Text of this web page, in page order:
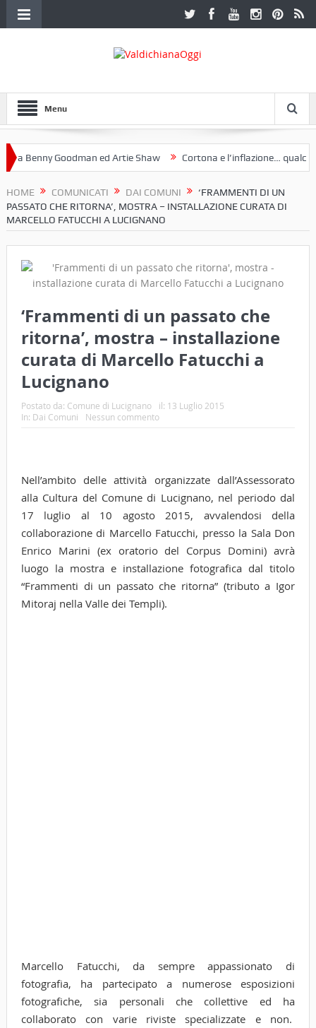
Menu
Benny Goodman ed Artie Shaw Cortona e l’inflazione… qualche
HOME COMUNICATI DAI COMUNI
‘FRAMMENTI DI UN
PASSATO CHE RITORNA’, MOSTRA – INSTALLAZIONE CURATA DI
MARCELLO FATUCCHI A LUCIGNANO
‘Frammenti di un passato che
ritorna’, mostra – installazione
curata di Marcello Fatucchi a
Lucignano
Postato da: Comune di Lucignano il: 13 Luglio 2015
In: Dai Comuni Nessun commento
Nell’ambito delle attività organizzate dall’Assessorato
alla Cultura del Comune di Lucignano, nel periodo dal
17 luglio al 10 agosto 2015, avvalendosi della
collaborazione di Marcello Fatucchi, presso la Sala Don
Enrico Marini (ex oratorio del Corpus Domini) avrà
luogo la mostra e installazione fotografica dal titolo
“Frammenti di un passato che ritorna” (tributo a Igor
Mitoraj nella Valle dei Templi).
Marcello Fatucchi, da sempre appassionato di
fotografia, ha partecipato a numerose esposizioni
fotografiche, sia personali che collettive ed ha
collaborato con varie riviste specializzate e non.